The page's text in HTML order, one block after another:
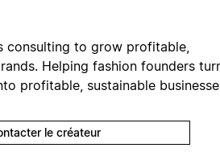
consulting to grow profitable,
Helping fashion founders
profitable, sustainable
le créateur